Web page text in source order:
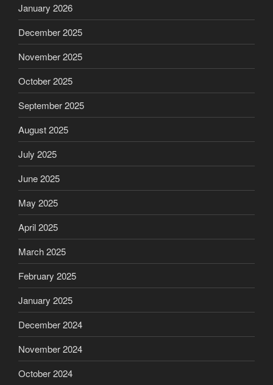
January 2026
December 2025
November 2025
October 2025
September 2025
August 2025
July 2025
June 2025
May 2025
April 2025
March 2025
February 2025
January 2025
December 2024
November 2024
October 2024